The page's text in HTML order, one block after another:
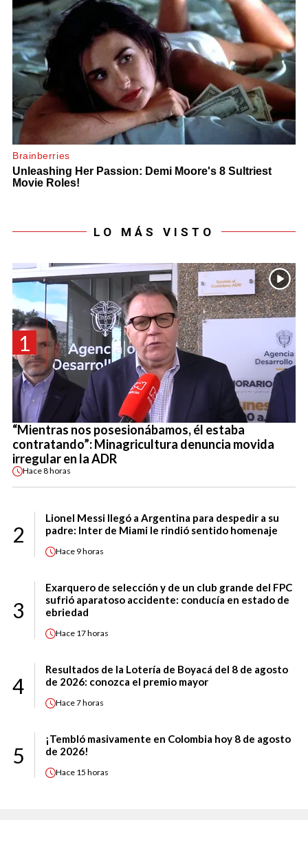
LO MÁS VISTO
1
“Mientras nos posesionábamos, él estaba
contratando”: Minagricultura denuncia movida
irregular en la ADR
Hace8 horas
2
Lionel Messi llegó a Argentina para despedir a su
padre: Inter de Miami le rindió sentido homenaje
Hace 9 horas
3
Exarquero de selección y de un club grande del FPC
sufrió aparatoso accidente: conducía en estado de
ebriedad
Hace 17 horas
4
Resultados de la Lotería de Boyacá del 8 de agosto
de 2026: conozca el premio mayor
Hace7 horas
5
¡Tembló masivamente en Colombia hoy 8 de agosto
de 2026!
Hace 15 horas